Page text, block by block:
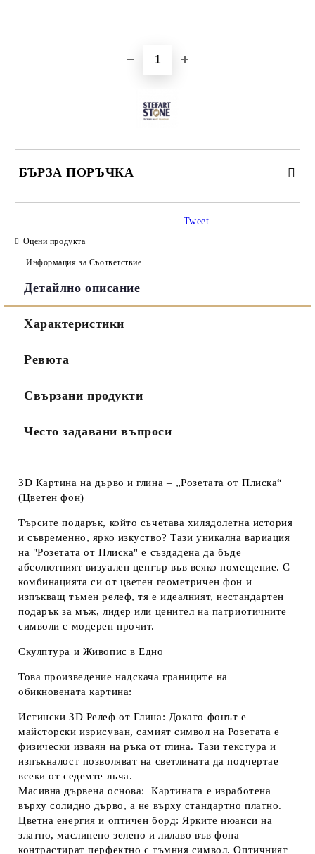
БЪРЗА ПОРЪЧКА
Ние ще се свържем с вас в рамките на работния ден.
Tweet
Оцени продукта
Информация за Съответствие
Детайлно описание
Характеристики
Ревюта
Свързани продукти
Често задавани въпроси
3D Картина на дърво и глина – „Розетата от Плиска“
(Цветен фон)
Търсите подарък, който съчетава хилядолетна история
и съвременно, ярко изкуство? Тази уникална вариация
на "Розетата от Плиска" е създадена да бъде
абсолютният визуален център във всяко помещение. С
комбинацията си от цветен геометричен фон и
изпъкващ тъмен релеф, тя е идеалният, нестандартен
подарък за мъж, лидер или ценител на патриотичните
символи с модерен прочит.
Скулптура и Живопис в Едно
Това произведение надскача границите на
обикновената картина:
Истински 3D Релеф от Глина: Докато фонът е
майсторски изрисуван, самият символ на Розетата е
физически изваян на ръка от глина. Тази текстура и
изпъкналост позволяват на светлината да подчертае
всеки от седемте лъча.
Масивна дървена основа:
Картината е изработена
върху солидно дърво, а не върху стандартно платно.
Цветна енергия и оптичен борд: Ярките нюанси на
златно, маслинено зелено и лилаво във фона
контрастират перфектно с тъмния символ. Оптичният